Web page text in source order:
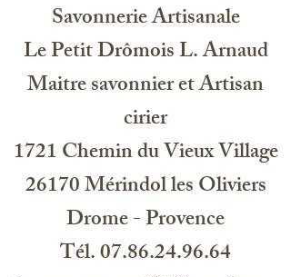
tetrasodium glutamate diacetate, olea
europaea oil, parfum, benzyl
salicylate, linalool, coumarin, eugenol
naturel, citronellol
EU Soap Qaulity 2031 BH, 41
Haarlem NL
HU1275
Savonnerie Artisanale
Le Petit Drômois L. Arnaud
Maitre savonnier et Artisan
cirier
1721 Chemin du Vieux Village
26170 Mérindol les Oliviers
Drome - Provence
Tél. 07.86.24.96.64